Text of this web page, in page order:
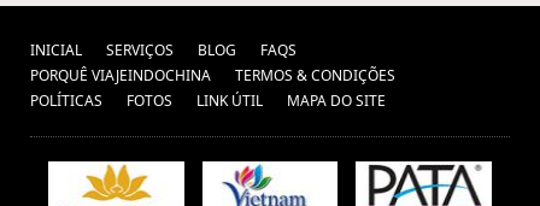
INICIAL SERVIÇOS BLOG
FAQS
PORQUÊ VIAJEINDOCHINA
TERMOS & CONDIÇÕES
POLÍTICAS
FOTOS LINK ÚTIL MAPA DO SITE